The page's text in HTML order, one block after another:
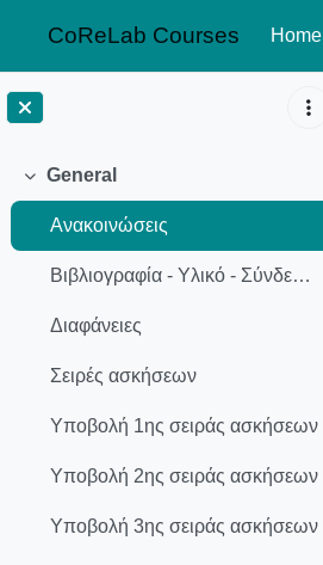
CoReLab Courses Home
Collapse
General
Ανακοινώσεις
Βιβλιογραφία - Υλικό - Σύνδεσμοι
Διαφάνειες
Σειρές ασκήσεων
Υποβολή 1ης σειράς ασκήσεων
Υποβολή 2ης σειράς ασκήσεων
Υποβολή 3ης σειράς ασκήσεων